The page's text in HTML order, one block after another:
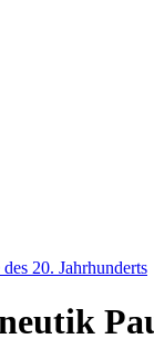
20. Jahrhunderts